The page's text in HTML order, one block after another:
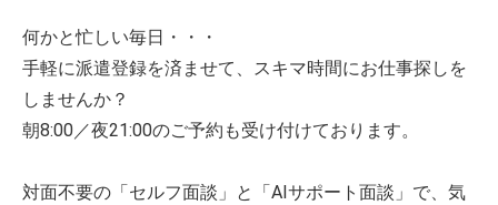
何かと忙しい毎日・・・
手軽に派遣登録を済ませて、 スキマ時間にお仕事探しを
しませんか？
朝8:00／夜21:00のご予約も受け付けております。
対面不要の「セルフ面談」と「AIサポート面談」で、気